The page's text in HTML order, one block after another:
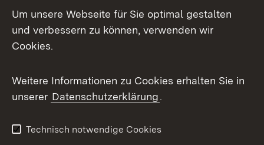
Facebook
X / Twitter
Youtube
Um unsere Webseite für Sie optimal gestalten
und verbessern zu können, verwenden wir
Cookies.
Weitere Informationen zu Cookies erhalten Sie in
unserer Datenschutzerklärung.
Technisch notwendige Cookies